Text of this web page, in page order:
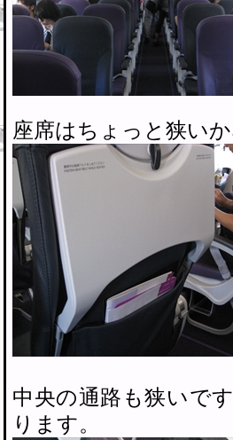
座席はちょっと狭い
中央の通路も狭いで
ります。